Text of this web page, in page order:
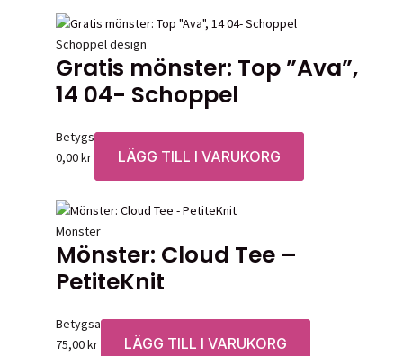
349,00 kr
varianter.
Schoppel design
Gratis mönster: Top ”Ava”,
14 04- Schoppel
Betygsatt0av 5
0,00kr LÄGG TILL I VARUKORG
Mönster
Mönster: Cloud Tee –
PetiteKnit
Betygsatt0av 5
75,00kr LÄGG TILL I VARUKORG